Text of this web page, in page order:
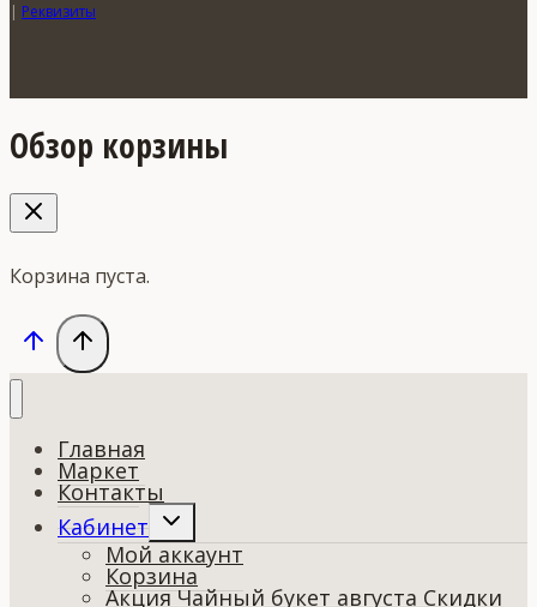
| Реквизиты
Обзор корзины
Корзина пуста.
Главная
Маркет
Контакты
Кабинет
Переключить
меню
Мой аккаунт
Корзина
Акция Чайный букет августа Скидки